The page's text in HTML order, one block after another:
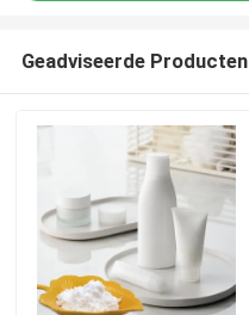
Geadviseerde Producten